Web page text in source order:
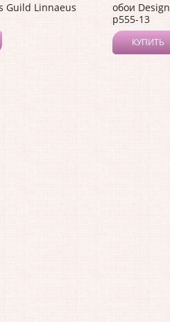
Guild Linnaeus
обои
p555-13
КУПИТЬ